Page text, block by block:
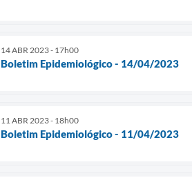
14 ABR 2023 - 17h00
Boletim Epidemiológico - 14/04/2023
11 ABR 2023 - 18h00
Boletim Epidemiológico - 11/04/2023